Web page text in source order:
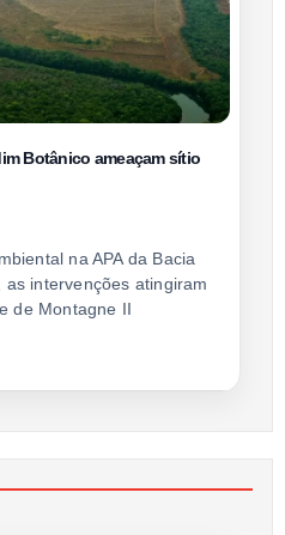
Botânico ameaçam sítio
na APA da Bacia
intervenções atingiram
de Montagne II